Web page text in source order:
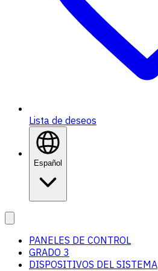
Lista de deseos
Español
PANELES DE CONTROL
GRADO 3
DISPOSITIVOS DEL SISTEMA